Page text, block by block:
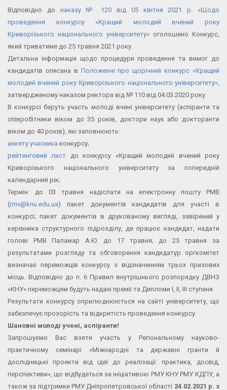
Відповідно до наказу № 120 від 05 квітня 2021 р. «Щодо
проведення конкурсу «Кращий молодий вчений року
Криворізького національного університету» оголошено Конкурс,
який триватиме до 25 травня 2021 року.
Детальна інформація щодо процедури проведення та вимог до
кандидатів описана в Положенні про щорічний конкурс «Кращий
молодий вчений року Криворізького національного університету»,
затвердженому наказом ректора від № 110 від 04.03.2020 року.
В конкурсі беруть участь молоді вчені університету (аспіранти та
співробітники віком до 35 років, доктори наук або докторанти
віком до 40 років), які заповнюють:
анкету учасника конкурсу;
рейтинговий лист до конкурсу «Кращий молодий вчений року
Криворізького національного університету за попередній
календарний рік;
Термін: до 03 травня надіслати на електронну пошту РМВ
(rmv@knu.edu.ua) пакет документів кандидатів для участі в
конкурсі; пакет документів в друкованому вигляді, завірений у
керівника структурного підрозділу, де працює кандидат, надати
голові РМВ Паламар А.Ю. до 17 травня; до 25 травня за
результатами розгляду та обговорення кандидатур оргкомітет
визначає переможців конкурсу з відзначенням трьох призових
місць. Відповідно до п. 6 Правил внутрішнього розпорядку ДВНЗ
«КНУ» переможцям будуть надані премії та Дипломи I, II, III ступеня.
Результати конкурсу оприлюднюються на сайті університету, що
забезпечує прозорість та відкритість проведення конкурсу.
Шановні молоді учені, аспіранти!
Запрошуємо Вас взяти участь у Регіональному науково-
практичному семінарі «Міжнародні та державні гранти й
дослідницькі проекти від ідеї до реалізації: практика, досвід,
перспективи», що відбудеться за ініціативою РМУ КНУ РМУ КДПУ, а
також за підтримки РМУ Дніпропетровської області 24.02.2021 р. з